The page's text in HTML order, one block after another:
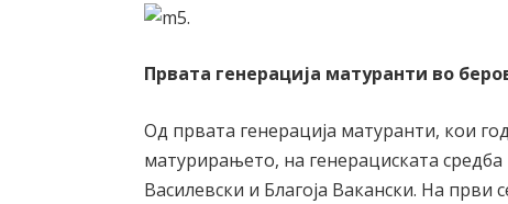
Првата генерација матуранти во
Од првата генерација матуранти, кои
матурирањето, на генерациската
Василевски и Благоја Вакански. На први